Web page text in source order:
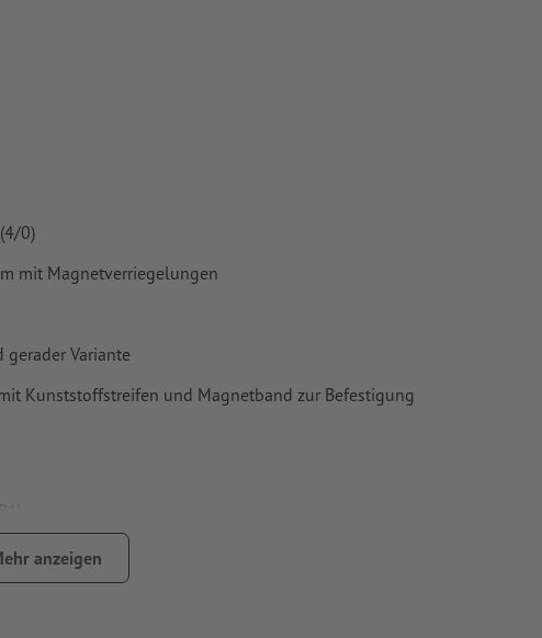
0)
mit Magnetverriegelungen
Variante
Kunststoffstreifen und Magnetband zur Befestigung
Aufbewahrungsmöglichkeit für Druckbahnen
anzeigen